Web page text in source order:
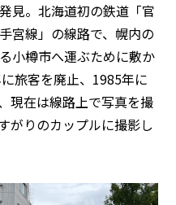
見。北海道初の鉄道「官
宮線」の線路で、幌内の
小樽市へ運ぶために敷か
旅客を廃止、1985年に
現在は線路上で写真を撮
がりのカップルに撮影し